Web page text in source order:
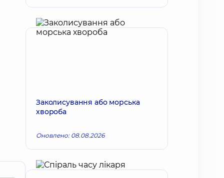
Заколисування або морська
хвороба
Оновлено: 08.08.2026